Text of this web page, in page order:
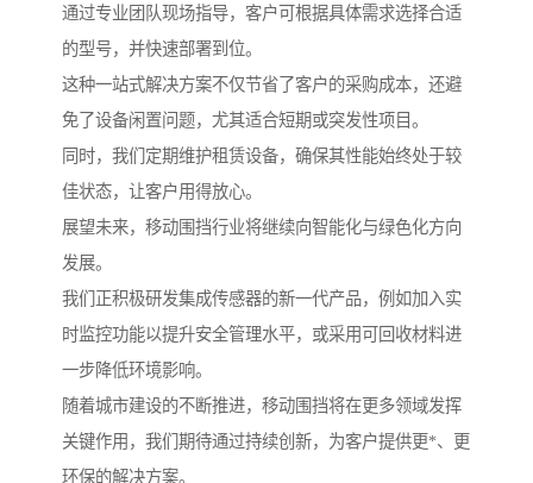
通过专业团队现场指导，客户可根据具体需求选择合适
的型号，并快速部署到位。
这种一站式解决方案不仅节省了客户的采购成本，还避
免了设备闲置问题，尤其适合短期或突发性项目。
同时，我们定期维护租赁设备，确保其性能始终处于较
佳状态，让客户用得放心。
展望未来，移动围挡行业将继续向智能化与绿色化方向
发展。
我们正积极研发集成传感器的新一代产品，例如加入实
时监控功能以提升安全管理水平，或采用可回收材料进
一步降低环境影响。
随着城市建设的不断推进，移动围挡将在更多领域发挥
关键作用，我们期待通过持续创新，为客户提供更*、更
环保的解决方案。